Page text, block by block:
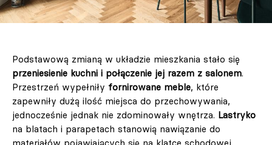
Podstawową zmianą w układzie mieszkania stało się
przeniesienie kuchni i połączenie jej razem z salonem.
Przestrzeń wypełniły fornirowane meble, które
zapewniły dużą ilość miejsca do przechowywania,
jednocześnie jednak nie zdominowały wnętrza. Lastryko
na blatach i parapetach stanowią nawiązanie do